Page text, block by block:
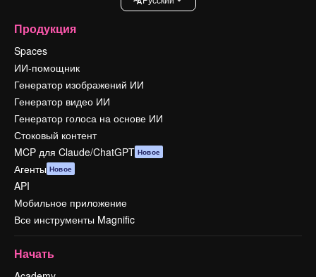
Продукция
Spaces
ИИ-помощник
Генератор изображений ИИ
Генератор видео ИИ
Генератор голоса на основе ИИ
Стоковый контент
MCP для Claude/ChatGPT Новое
Агенты Новое
API
Мобильное приложение
Все инструменты Magnific
Начать